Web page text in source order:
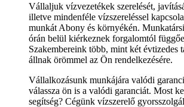
Vállaljuk vízvezetékek szerelését,
illetve mindenféle vízszereléssel
munkát Abony és környékén.
órán belül kiérkeznek forgalomtól
Szakembereink több, mint két évtizedes
állnak örömmel az Ön rendelkezésére.
Vállalkozásunk munkájára valódi
válassza ön is a valódi garanciát. Most
segítség? Cégünk vízszerelő